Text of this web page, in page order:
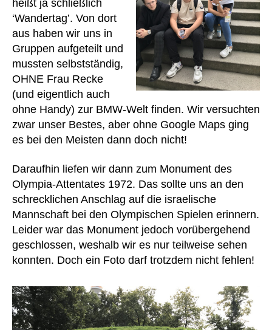
heißt ja schließlich
‘Wandertag’. Von dort
aus haben wir uns in
Gruppen aufgeteilt und
mussten selbstständig,
OHNE Frau Recke
(und eigentlich auch
ohne Handy) zur BMW-Welt finden. Wir versuchten
zwar unser Bestes, aber ohne Google Maps ging
es bei den Meisten dann doch nicht!
Daraufhin liefen wir dann zum Monument des
Olympia-Attentates 1972. Das sollte uns an den
schrecklichen Anschlag auf die israelische
Mannschaft bei den Olympischen Spielen erinnern.
Leider war das Monument jedoch vorübergehend
geschlossen, weshalb wir es nur teilweise sehen
konnten. Doch ein Foto darf trotzdem nicht fehlen!